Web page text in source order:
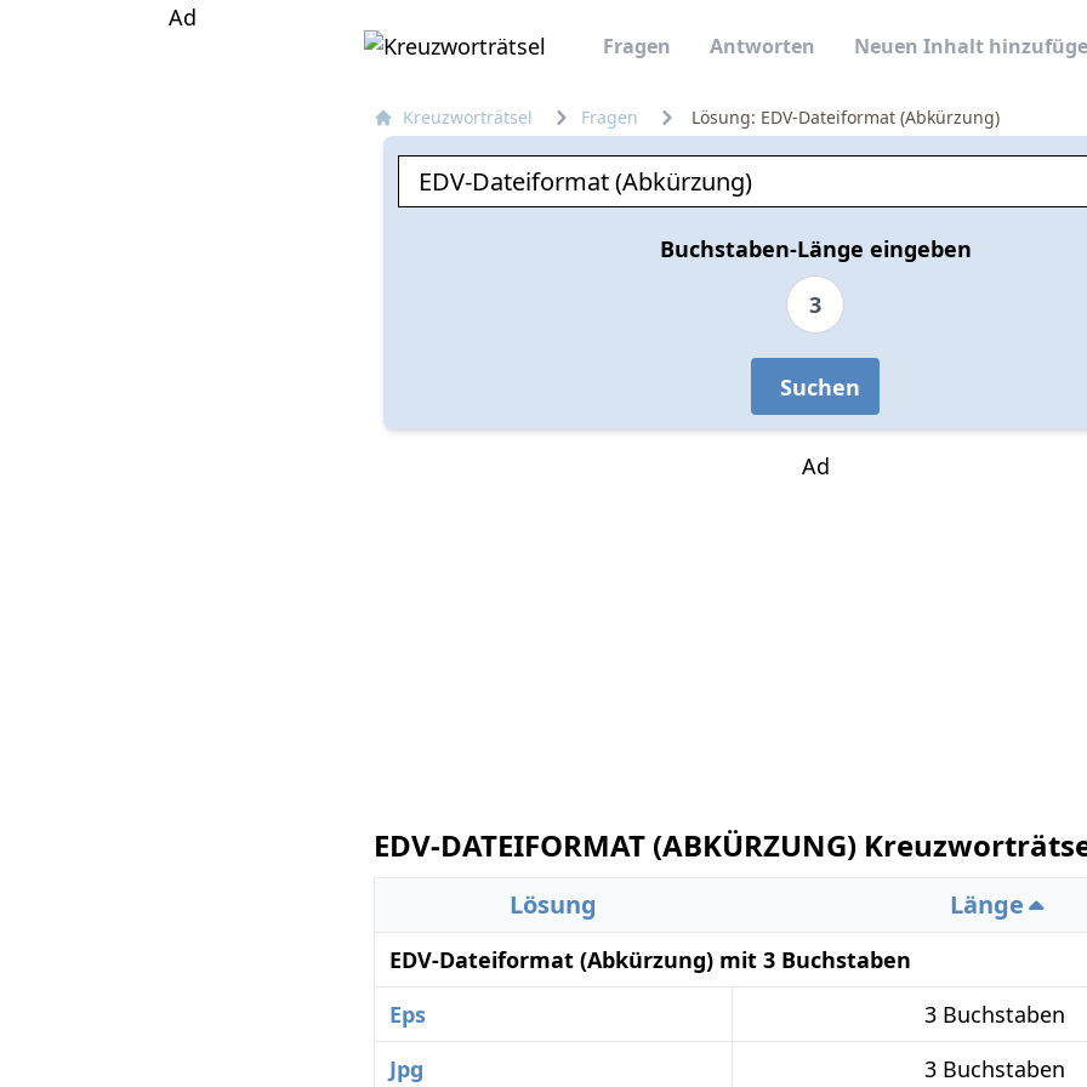
Fragen Antworten Neuen Inhalt
Ad
Kreuzworträtsel Fragen Lösung: EDV-Dateiformat (Abkürzung)
Buchstaben-Länge eingeben
3
Suchen
Ad
EDV-DATEIFORMAT (ABKÜRZUNG)
Lösung Länge
EDV-Dateiformat (Abkürzung) mit 3 Buchstaben
Eps
3 Buchstaben
Jpg
3 Buchstaben